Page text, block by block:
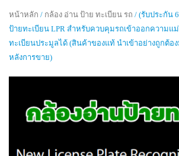
หน้าหลัก / กล้อง อ่าน ป้าย ทะเบียน รถ / (รับประกัน
ป้ายทะเบียน LPR สำหรับควบคุมรถเข้าออกความแ
ทะเบียนประมูลได้ (สินค้าของแท้ นำเข้าอย่างถูกต้อ
หลังการขาย)